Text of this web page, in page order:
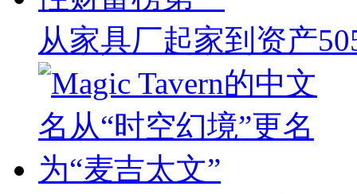
从家具厂起家到资产